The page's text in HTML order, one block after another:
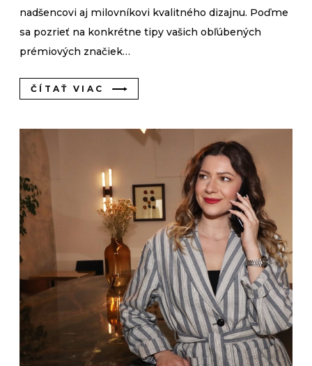
nadšencovi aj milovníkovi kvalitného dizajnu. Poďme
sa pozrieť na konkrétne tipy vašich obľúbených
prémiových značiek…
ČÍTAŤ VIAC